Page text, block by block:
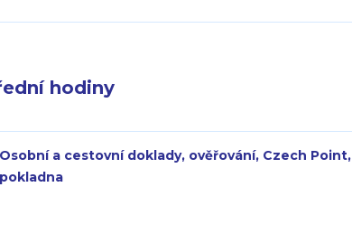
hodiny
Osobní a cestovní doklady, ověřování, Czech Point,
pokladna